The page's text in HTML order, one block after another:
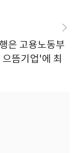
은 고용노동부
뜸기업'에 최